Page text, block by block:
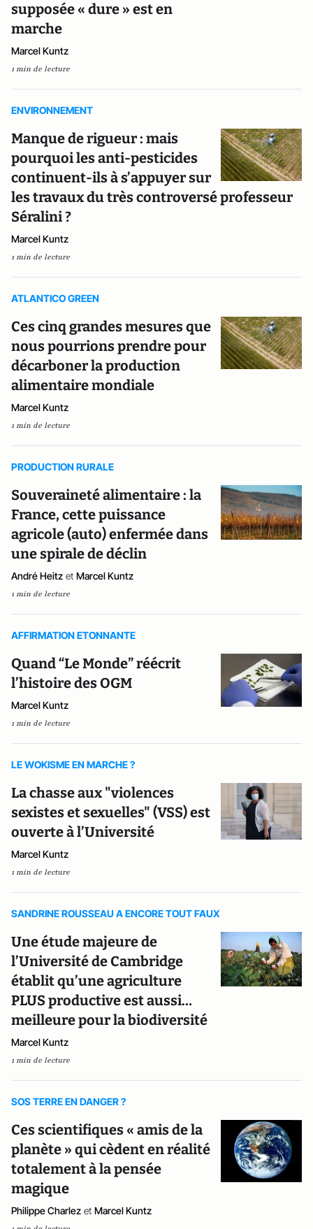
supposée « dure » est en
marche
Marcel Kuntz
1 min de lecture
ENVIRONNEMENT
Manque de rigueur : mais
pourquoi les anti-pesticides
continuent-ils à s’appuyer sur
les travaux du très controversé professeur
Séralini ?
Marcel Kuntz
1 min de lecture
ATLANTICO GREEN
Ces cinq grandes mesures que
nous pourrions prendre pour
décarboner la production
alimentaire mondiale
Marcel Kuntz
1 min de lecture
PRODUCTION RURALE
Souveraineté alimentaire : la
France, cette puissance
agricole (auto) enfermée dans
une spirale de déclin
André Heitz et Marcel Kuntz
1 min de lecture
AFFIRMATION ETONNANTE
Quand “Le Monde” réécrit
l’histoire des OGM
Marcel Kuntz
1 min de lecture
LE WOKISME EN MARCHE ?
La chasse aux "violences
sexistes et sexuelles" (VSS) est
ouverte à l’Université
Marcel Kuntz
1 min de lecture
SANDRINE ROUSSEAU A ENCORE TOUT FAUX
Une étude majeure de
l’Université de Cambridge
établit qu’une agriculture
PLUS productive est aussi…
meilleure pour la biodiversité
Marcel Kuntz
1 min de lecture
SOS TERRE EN DANGER ?
Ces scientifiques « amis de la
planète » qui cèdent en réalité
totalement à la pensée
magique
Philippe Charlez et Marcel Kuntz